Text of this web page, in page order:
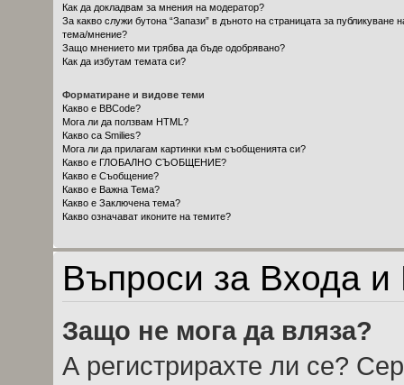
Как да докладвам за мнения на модератор?
За какво служи бутона “Запази” в дъното на страницата за публикуване
тема/мнение?
Защо мнението ми трябва да бъде одобрявано?
Как да избутам темата си?
Форматиране и видове теми
Какво е BBCode?
Мога ли да ползвам HTML?
Какво са Smilies?
Мога ли да прилагам картинки към съобщенията си?
Какво е ГЛОБАЛНО СЪОБЩЕНИЕ?
Какво е Съобщение?
Какво е Важна Тема?
Какво е Заключена тема?
Какво означават иконите на темите?
Въпроси за Входа и
Защо не мога да вляза?
А регистрирахте ли се?